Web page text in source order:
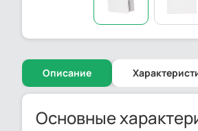
Описание
Основные